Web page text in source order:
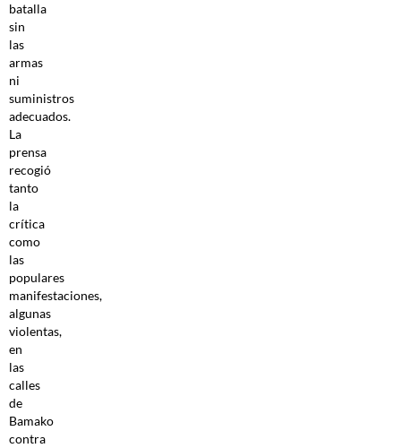
batalla
sin
las
armas
ni
suministros
adecuados.
La
prensa
recogió
tanto
la
crítica
como
las
populares
manifestaciones,
algunas
violentas,
en
las
calles
de
Bamako
contra